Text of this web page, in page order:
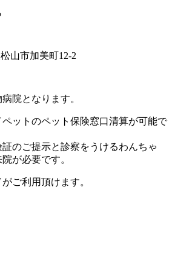
山市加美町12-2
院となります。
ットのペット保険窓口清算が可能で
のご提示と診察をうけるわんちゃ
が必要です。
ご利用頂けます。